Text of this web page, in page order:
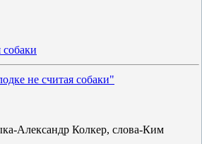
собаки
не считая собаки"
Александр Колкер, слова-Ким